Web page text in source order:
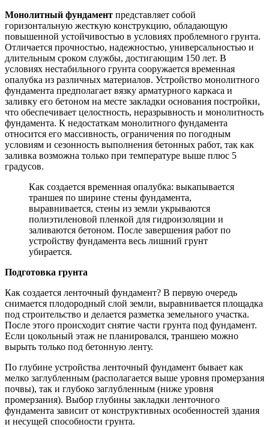
Монолитный фундамент представляет собой
горизонтальную жесткую конструкцию, обладающую
повышенной устойчивостью в условиях проблемного грунта.
Отличается прочностью, надежностью, универсальностью и
длительным сроком службы, достигающим 150 лет. В
условиях нестабильного грунта сооружается временная
опалубка из различных материалов. Устройство монолитного
фундамента предполагает вязку арматурного каркаса и
заливку его бетоном на месте закладки основания постройки,
что обеспечивает целостность, неразрывность и монолитность
фундамента. К недостаткам монолитного фундамента
относится его массивность, ограничения по погодным
условиям и сезонность выполнения бетонных работ, так как
заливка возможна только при температуре выше плюс 5
градусов.
Как создается временная опалубка: выкапывается
траншея по ширине стены фундамента,
выравнивается, стены из земли укрываются
полиэтиленовой пленкой для гидроизоляции и
заливаются бетоном. После завершения работ по
устройству фундамента весь лишний грунт
убирается.
Подготовка грунта
Как создается ленточный фундамент? В первую очередь
снимается плодородный слой земли, выравнивается площадка
под строительство и делается разметка земельного участка.
После этого происходит снятие части грунта под фундамент.
Если цокольный этаж не планировался, траншею можно
вырыть только под бетонную ленту.
По глубине устройства ленточный фундамент бывает как
мелко заглубленным (располагается выше уровня промерзания
почвы), так и глубоко заглубленным (ниже уровня
промерзания). Выбор глубины закладки ленточного
фундамента зависит от конструктивных особенностей здания
и несущей способности грунта.